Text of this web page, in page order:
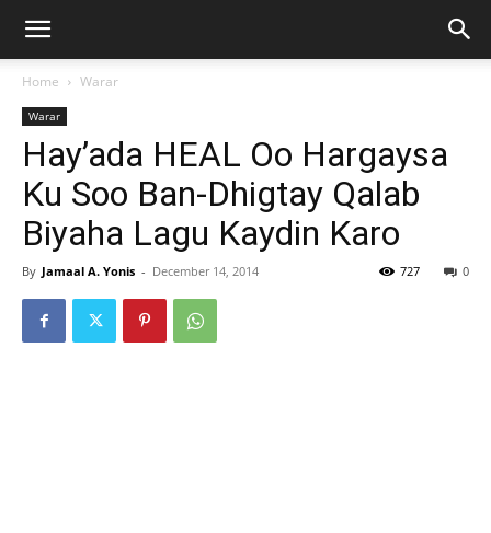
Home Warar
Warar
Hay’ada HEAL Oo Hargaysa
Ku Soo Ban-Dhigtay Qalab
Biyaha Lagu Kaydin Karo
By Jamaal A. Yonis - December 14, 2014 0
727